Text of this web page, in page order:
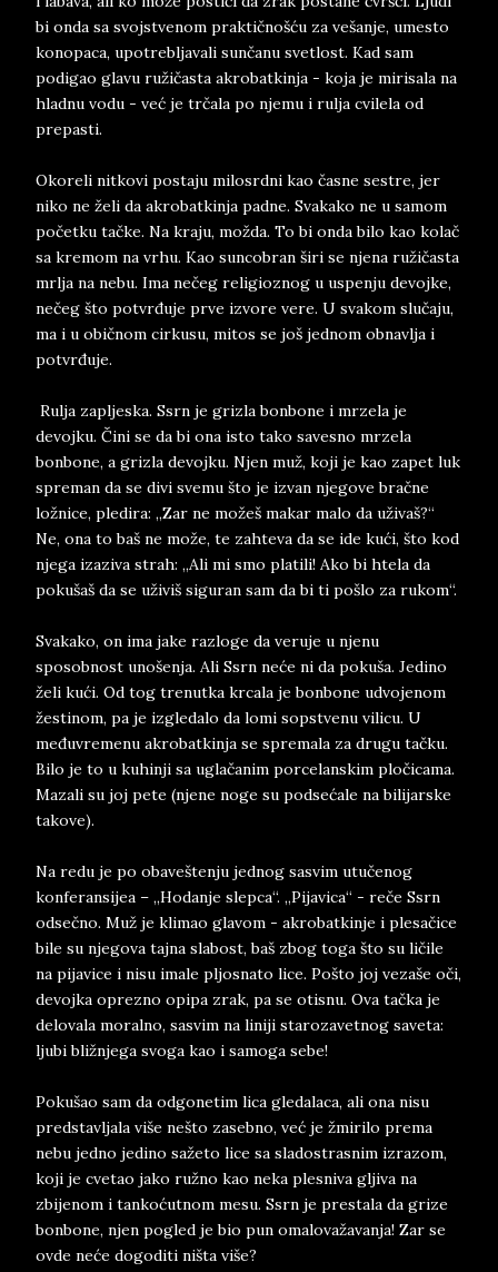
bi onda sa svojstvenom praktičnošću za vešanje, umesto
konopaca, upotrebljavali sunčanu svetlost. Kad sam
podigao glavu ružičasta akrobatkinja - koja je mirisala na
hladnu vodu - već je trčala po njemu i rulja cvilela od
prepasti.
Okoreli nitkovi postaju milosrdni kao časne sestre, jer
niko ne želi da akrobatkinja padne. Svakako ne u samom
početku tačke. Na kraju, možda. To bi onda bilo kao kolač
sa kremom na vrhu. Kao suncobran širi se njena ružičasta
mrlja na nebu. Ima nečeg religioznog u uspenju devojke,
nečeg što potvrđuje prve izvore vere. U svakom slučaju,
ma i u običnom cirkusu, mitos se još jednom obnavlja i
potvrđuje.
Rulja zapljeska. Ssrn je grizla bonbone i mrzela je
devojku. Čini se da bi ona isto tako savesno mrzela
bonbone, a grizla devojku. Njen muž, koji je kao zapet luk
spreman da se divi svemu što je izvan njegove bračne
ložnice, pledira: „Zar ne možeš makar malo da uživaš?“
Ne, ona to baš ne može, te zahteva da se ide kući, što kod
njega izaziva strah: „Ali mi smo platili! Ako bi htela da
pokušaš da se uživiš siguran sam da bi ti pošlo za rukom“.
Svakako, on ima jake razloge da veruje u njenu
sposobnost unošenja. Ali Ssrn neće ni da pokuša. Jedino
želi kući. Od tog trenutka krcala je bonbone udvojenom
žestinom, pa je izgledalo da lomi sopstvenu vilicu. U
međuvremenu akrobatkinja se spremala za drugu tačku.
Bilo je to u kuhinji sa uglačanim porcelanskim pločicama.
Mazali su joj pete (njene noge su podsećale na bilijarske
takove).
Na redu je po obaveštenju jednog sasvim utučenog
konferansijea – „Hodanje slepca“. „Pijavica“ - reče Ssrn
odsečno. Muž je klimao glavom - akrobatkinje i plesačice
bile su njegova tajna slabost, baš zbog toga što su ličile
na pijavice i nisu imale pljosnato lice. Pošto joj vezaše oči,
devojka oprezno opipa zrak, pa se otisnu. Ova tačka je
delovala moralno, sasvim na liniji starozavetnog saveta:
ljubi bližnjega svoga kao i samoga sebe!
Pokušao sam da odgonetim lica gledalaca, ali ona nisu
predstavljala više nešto zasebno, već je žmirilo prema
nebu jedno jedino sažeto lice sa sladostrasnim izrazom,
koji je cvetao jako ružno kao neka plesniva gljiva na
zbijenom i tankoćutnom mesu. Ssrn je prestala da grize
bonbone, njen pogled je bio pun omalovažavanja! Zar se
ovde neće dogoditi ništa više?